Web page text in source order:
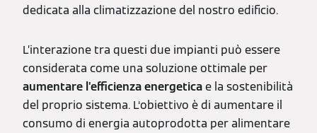
dedicata alla climatizzazione del nostro edificio.
L’interazione tra questi due impianti può essere
considerata come una soluzione ottimale per
aumentare l’efficienza energeticae la sostenibilità
del proprio sistema. L‘obiettivo è di aumentare il
consumo di energia autoprodotta per alimentare